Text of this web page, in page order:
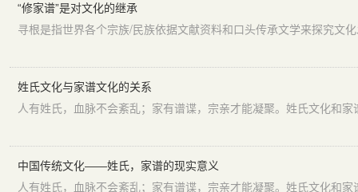
“修家谱”是对文化的继承
姓氏文化与家谱文化的关系
中国传统文化——姓氏，家谱的现实意义